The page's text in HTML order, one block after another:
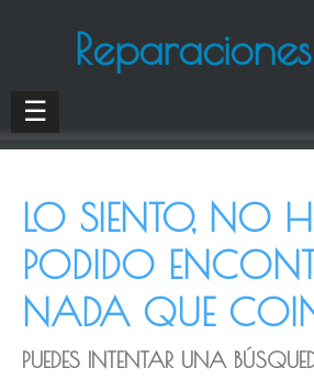
☰
LO SIENTO, NO
PODIDO
NADA QUE
PUEDES INTENTAR UNA